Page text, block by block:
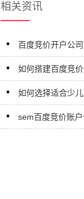
相关资讯
百度竞价开户公
如何搭建百度竞
如何选择适合少
sem百度竞价账户